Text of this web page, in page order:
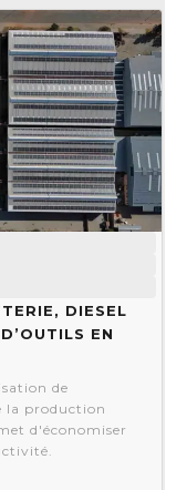
diesel
en
de
la production
d'économiser